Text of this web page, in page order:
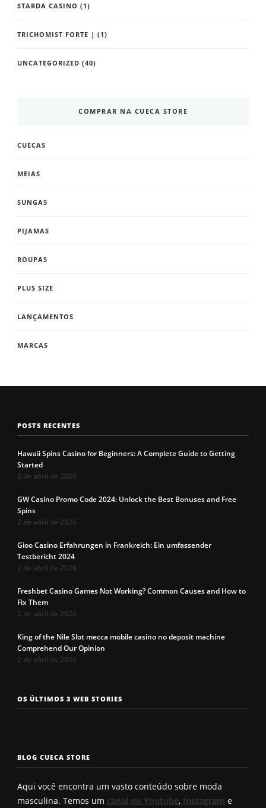
STARDA CASINO (1)
TRICHOMIST FORTE | (1)
UNCATEGORIZED (40)
COMPRAR NA CUECA STORE
CUECAS
MEIAS
SUNGAS
PIJAMAS
ROUPAS
PLUS SIZE
LANÇAMENTOS
MARCAS
POSTS RECENTES
Hawaii Spins Casino for Beginners: A Complete Guide to Getting
Started
2 de abril de 2026
GW Casino Promo Code 2024: Unlock the Best Bonuses and Free
Spins
2 de abril de 2026
Gioo Casino Erfahrungen in Frankreich: Ein umfassender
Testbericht 2024
2 de abril de 2026
Freshbet Casino Games Not Working? Common Causes and How to
Fix Them
2 de abril de 2026
King of the Nile Slot mecca mobile casino no deposit machine
Comprehend Our Opinion
2 de abril de 2026
OS ÚLTIMOS 3 WEB STORIES
Os 7 tipos de
rosto
Cueca com
enchimento
a cueca
Roberto
BLOG CUECA STORE
Aqui você encontra um vasto conteúdo sobre moda
masculina. Temos um canal no Youtube, Instagram e